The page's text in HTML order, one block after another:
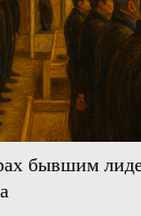
бывшим